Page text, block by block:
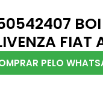
BOI
FIAT
PELO